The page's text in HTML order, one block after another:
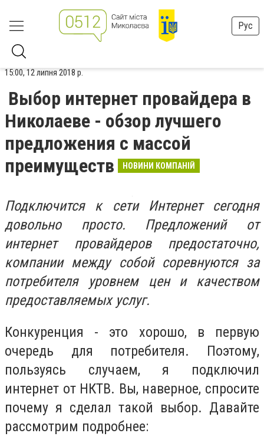
Рус
15:00, 12 липня 2018 р.
Выбор интернет провайдера в
Николаеве - обзор лучшего
предложения с массой
преимуществ
НОВИНИ КОМПАНІЙ
Подключится к сети Интернет сегодня
довольно просто. Предложений от
интернет провайдеров предостаточно,
компании между собой соревнуются за
потребителя уровнем цен и качеством
предоставляемых услуг.
Конкуренция - это хорошо, в первую
очередь для потребителя. Поэтому,
пользуясь случаем, я подключил
интернет от НКТВ. Вы, наверное, спросите
почему я сделал такой выбор. Давайте
рассмотрим подробнее: